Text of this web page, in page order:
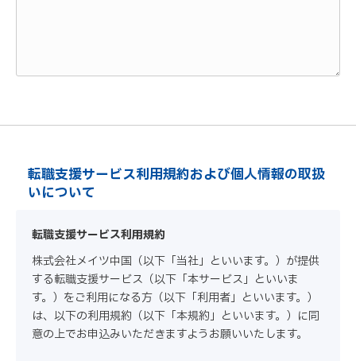
転職支援サービス利用規約および個人情報の取扱
いについて
転職支援サービス利用規約
株式会社メイツ中国（以下「当社」といいます。）が提供
する転職支援サービス（以下「本サービス」といいま
す。）をご利用になる方（以下「利用者」といいます。）
は、以下の利用規約（以下「本規約」といいます。）に同
意の上でお申込みいただきますようお願いいたします。